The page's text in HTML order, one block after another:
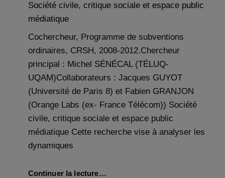
Société civile, critique sociale et espace public
médiatique
Cochercheur, Programme de subventions
ordinaires, CRSH, 2008-2012.Chercheur
principal : Michel SÉNÉCAL (TÉLUQ-
UQAM)Collaborateurs : Jacques GUYOT
(Université de Paris 8) et Fabien GRANJON
(Orange Labs (ex- France Télécom)) Société
civile, critique sociale et espace public
médiatique Cette recherche vise à analyser les
dynamiques
Continuer la lecture…